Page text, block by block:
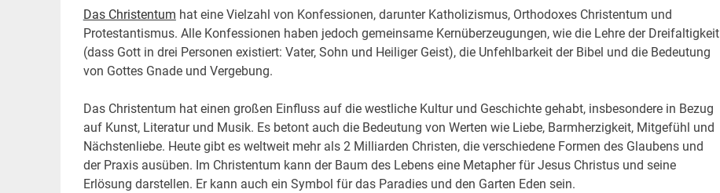
Das Christentum hat eine Vielzahl von Konfessionen, darunter Katholizismus, Orthodoxes Christentum und
Protestantismus. Alle Konfessionen haben jedoch gemeinsame Kernüberzeugungen, wie die Lehre der Dreifaltigkeit
(dass Gott in drei Personen existiert: Vater, Sohn und Heiliger Geist), die Unfehlbarkeit der Bibel und die Bedeutung
von Gottes Gnade und Vergebung.
Das Christentum hat einen großen Einfluss auf die westliche Kultur und Geschichte gehabt, insbesondere in Bezug
auf Kunst, Literatur und Musik. Es betont auch die Bedeutung von Werten wie Liebe, Barmherzigkeit, Mitgefühl und
Nächstenliebe. Heute gibt es weltweit mehr als 2 Milliarden Christen, die verschiedene Formen des Glaubens und
der Praxis ausüben. Im Christentum kann der Baum des Lebens eine Metapher für Jesus Christus und seine
Erlösung darstellen. Er kann auch ein Symbol für das Paradies und den Garten Eden sein.